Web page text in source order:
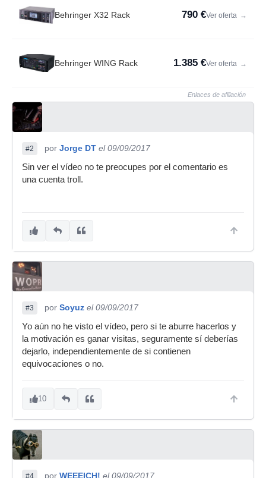
Behringer X32 Rack 790 €Ver oferta →
Behringer WING Rack 1.385 €Ver oferta →
Enlaces de afiliación
#2 por Jorge DT el 09/09/2017
Sin ver el vídeo no te preocupes por el comentario es
una cuenta troll.
#3 por Soyuz el 09/09/2017
Yo aún no he visto el vídeo, pero si te aburre hacerlos y
la motivación es ganar visitas, seguramente sí deberías
dejarlo, independientemente de si contienen
equivocaciones o no.
10
por WEEEICH! el 09/09/2017